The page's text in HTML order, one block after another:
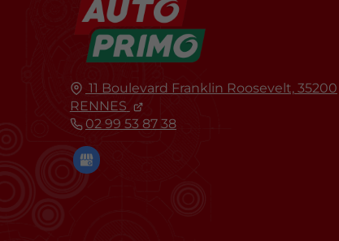
11 Boulevard Franklin Roosevelt, 35200
RENNES
02 99 53 87 38